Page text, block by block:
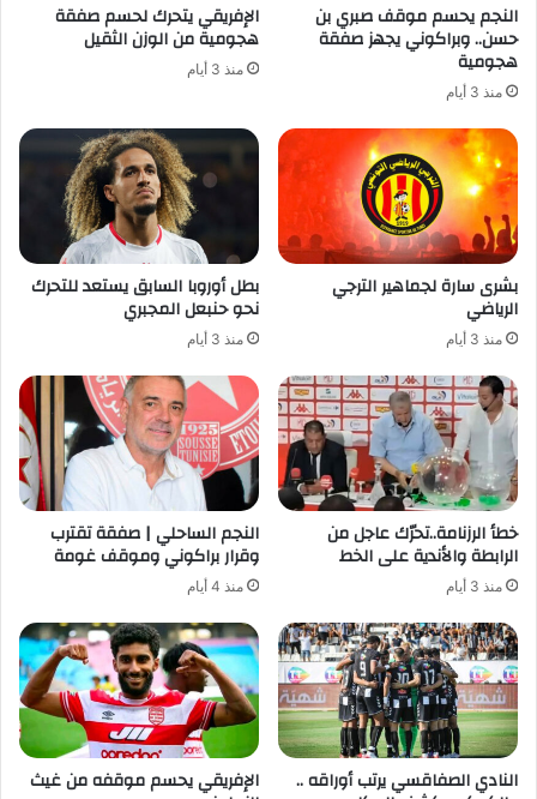
النجم يحسم موقف صبري بن
حسن.. وبراكوني يجهز صفقة
هجومية
منذ 3 أيام
الإفريقي يتحرك لحسم صفقة
هجومية من الوزن الثقيل
منذ 3 أيام
بشرى سارة لجماهير الترجي
الرياضي
منذ 3 أيام
بطل أوروبا السابق يستعد للتحرك
نحو حنبعل المجبري
منذ 3 أيام
خطأ الرزنامة..تحرّك عاجل من
الرابطة والأندية على الخط
منذ 3 أيام
النجم الساحلي | صفقة تقترب
وقرار براكوني وموقف غومة
منذ 4 أيام
النادي الصفاقسي يرتب أوراقه .. الإفريقي يحسم موقفه من غيث